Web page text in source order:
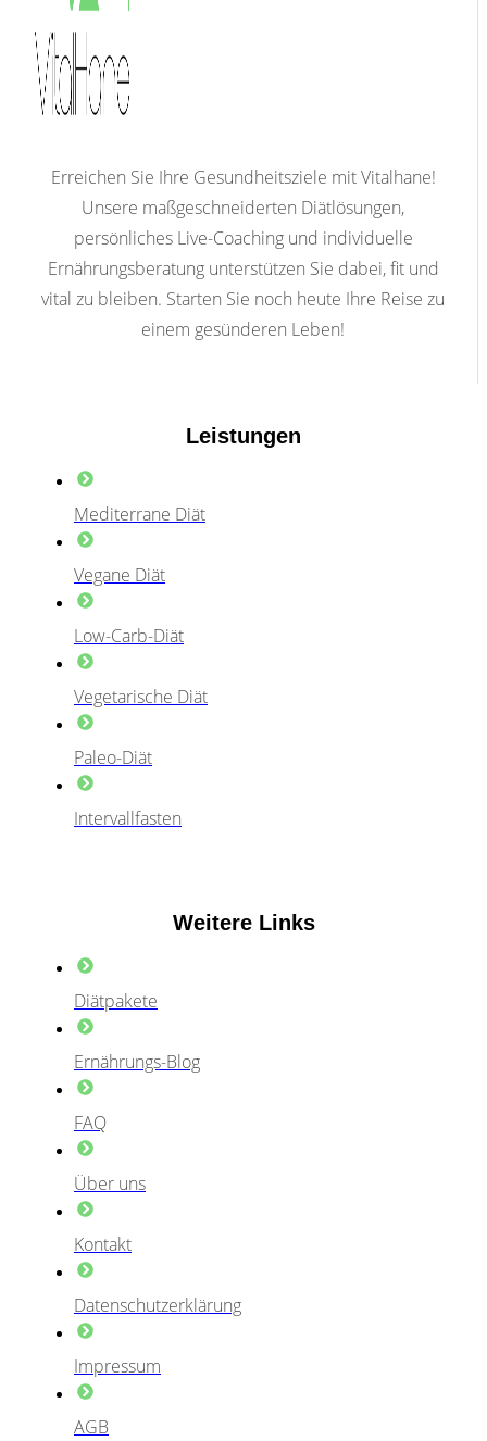
Erreichen Sie Ihre Gesundheitsziele mit Vitalhane!
Unsere maßgeschneiderten Diätlösungen,
persönliches Live-Coaching und individuelle
Ernährungsberatung unterstützen Sie dabei, fit und
vital zu bleiben. Starten Sie noch heute Ihre Reise zu
einem gesünderen Leben!
Leistungen
Mediterrane Diät
Vegane Diät
Low-Carb-Diät
Vegetarische Diät
Paleo-Diät
Intervallfasten
Weitere Links
Diätpakete
Ernährungs-Blog
FAQ
Über uns
Kontakt
Datenschutzerklärung
Impressum
AGB